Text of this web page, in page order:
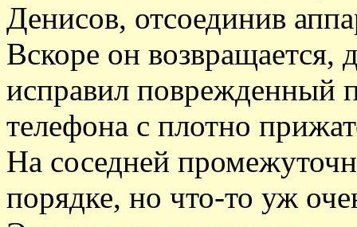
Денисов, отсоединив
Вскоре он
исправил поврежденный
телефона с плотно
На соседней
порядке, но что-то уж